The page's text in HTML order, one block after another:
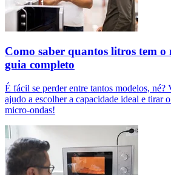
Como saber quantos litros tem o
guia completo
É fácil se perder entre tantos modelos, né?
ajudo a escolher a capacidade ideal e tirar
micro-ondas!